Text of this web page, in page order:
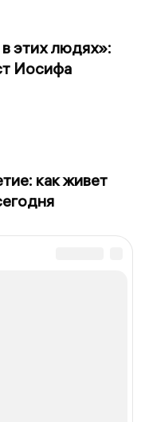
этих людях»:
Иосифа
как живет